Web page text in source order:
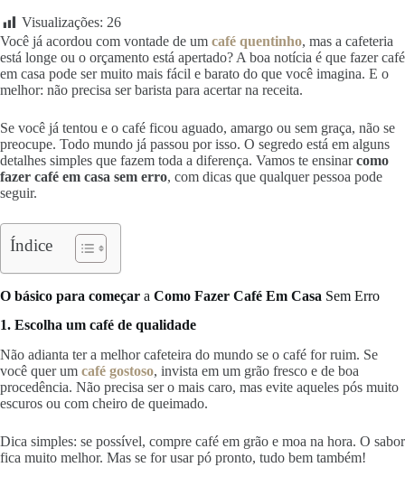
Visualizações: 26
Você já acordou com vontade de um café quentinho, mas a cafeteria
está longe ou o orçamento está apertado? A boa notícia é que fazer café
em casa pode ser muito mais fácil e barato do que você imagina. E o
melhor: não precisa ser barista para acertar na receita.
Se você já tentou e o café ficou aguado, amargo ou sem graça, não se
preocupe. Todo mundo já passou por isso. O segredo está em alguns
detalhes simples que fazem toda a diferença. Vamos te ensinarcomo
fazer café em casa sem erro, com dicas que qualquer pessoa pode
seguir.
Índice
O básico para começar a Como Fazer Café Em Casa Sem Erro
1. Escolha um café de qualidade
Não adianta ter a melhor cafeteira do mundo se o café for ruim. Se
você quer um café gostoso, invista em um grão fresco e de boa
procedência. Não precisa ser o mais caro, mas evite aqueles pós muito
escuros ou com cheiro de queimado.
Dica simples: se possível, compre café em grão e moa na hora. O sabor
fica muito melhor. Mas se for usar pó pronto, tudo bem também!